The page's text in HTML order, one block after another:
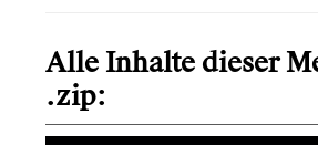
Alle Inhalte dieser
.zip: